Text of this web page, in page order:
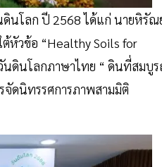
ดินโลก ปี 2568 ได้แก่ นายหิรัณ
หัวข้อ “Healthy Soils for
วันดินโลกภาษาไทย “ ดินที่สมบู
จัดนิทรรศการภาพสามมิติ